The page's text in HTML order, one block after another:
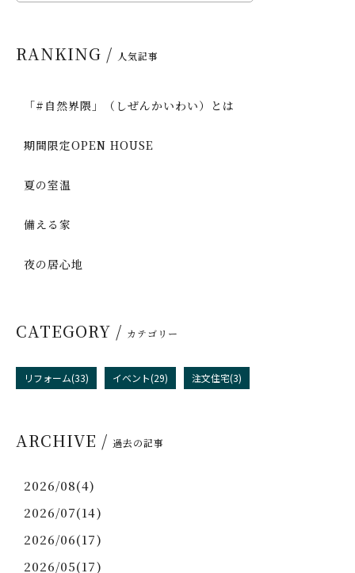
RANKING / 人気記事
「#自然界隈」（しぜんかいわい）とは
期間限定OPEN HOUSE
夏の室温
備える家
夜の居心地
CATEGORY / カテゴリー
リフォーム(33) イベント(29) 注文住宅(3)
ARCHIVE / 過去の記事
2026/08(4)
2026/07(14)
2026/06(17)
2026/05(17)